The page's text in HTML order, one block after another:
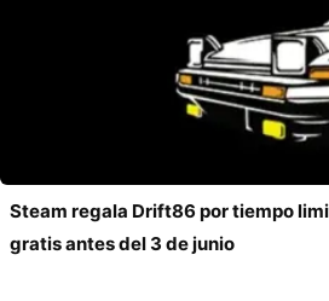
Steam regala Drift86 por tiempo
gratis antes del 3 de junio